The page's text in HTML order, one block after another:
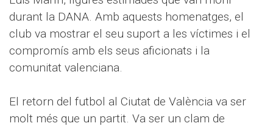
durant la DANA. Amb aquests homenatges, el
club va mostrar el seu suport a les víctimes i el
compromís amb els seus aficionats i la
comunitat valenciana.
El retorn del futbol al Ciutat de València va ser
molt més que un partit. Va ser un clam de